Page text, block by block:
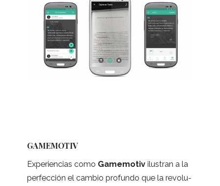
GAMEMOTIV
Expe­rien­cias como Game­mo­tivilus­tran a la
per­fec­ción el cam­bio pro­fundo que la revo­lu­